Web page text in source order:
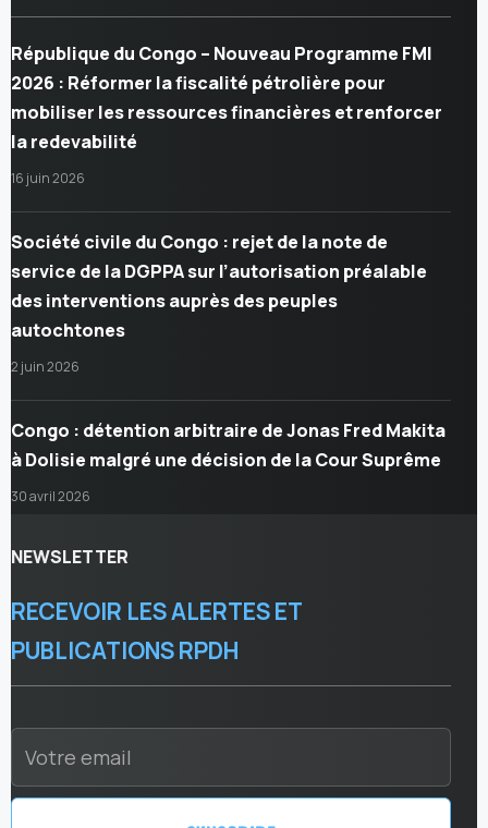
République du Congo – Nouveau Programme FMI
2026 : Réformer la fiscalité pétrolière pour
mobiliser les ressources financières et renforcer
la redevabilité
16 juin 2026
Société civile du Congo : rejet de la note de
service de la DGPPA sur l’autorisation préalable
des interventions auprès des peuples
autochtones
2 juin 2026
Congo : détention arbitraire de Jonas Fred Makita
à Dolisie malgré une décision de la Cour Suprême
30 avril 2026
NEWSLETTER
RECEVOIR LES ALERTES ET
PUBLICATIONS RPDH